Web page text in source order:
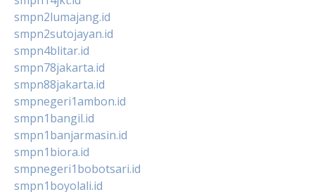
smpn2lumajang.id
smpn2sutojayan.id
smpn4blitar.id
smpn78jakarta.id
smpn88jakarta.id
smpnegeri1ambon.id
smpn1bangil.id
smpn1banjarmasin.id
smpn1biora.id
smpnegeri1bobotsari.id
smpn1boyolali.id